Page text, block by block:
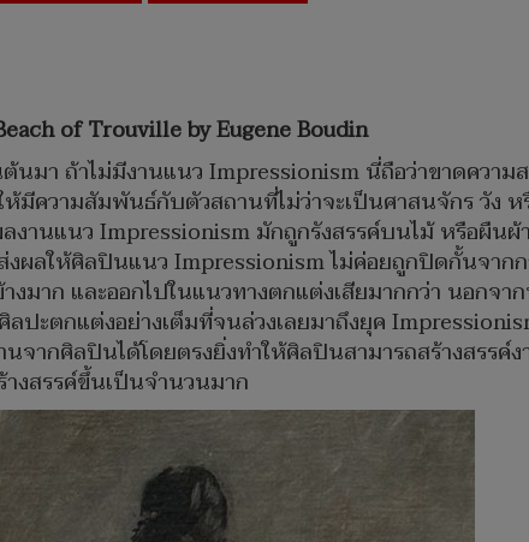
of Trouville by Eugene Boudin
มา ถ้าไม่มีงานแนว Impressionism นี่ถือว่าขาดความ
ความสัมพันธ์กับตัวสถานที่ไม่ว่าจะเป็นศาสนจักร วัง
นแนว Impressionism มักถูกรังสรรค์บนไม้ หรือผืนผ้
ผลให้ศิลปินแนว Impressionism ไม่ค่อยถูกปิดกั้นจา
มาก และออกไปในแนวทางตกแต่งเสียมากกว่า นอกจ
ลปะตกแต่งอย่างเต็มที่จนล่วงเลยมาถึงยุค
ากศิลปินได้โดยตรงยิ่งทำให้ศิลปินสามารถสร้างสรรค์
งสรรค์ขึ้นเป็นจำนวนมาก